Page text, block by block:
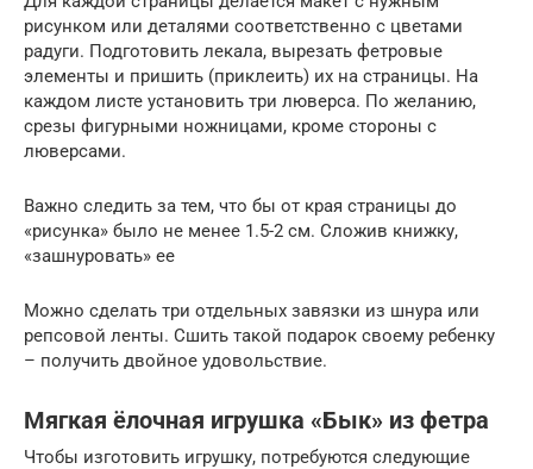
рисунком или деталями соответственно с цветами
радуги. Подготовить лекала, вырезать фетровые
элементы и пришить (приклеить) их на страницы. На
каждом листе установить три люверса. По желанию,
срезы фигурными ножницами, кроме стороны с
люверсами.
Важно следить за тем, что бы от края страницы до
«рисунка» было не менее 1.5-2 см. Сложив книжку,
«зашнуровать» ее
Можно сделать три отдельных завязки из шнура или
репсовой ленты. Сшить такой подарок своему ребенку
– получить двойное удовольствие.
Мягкая ёлочная игрушка «Бык» из фетра
Чтобы изготовить игрушку, потребуются следующие